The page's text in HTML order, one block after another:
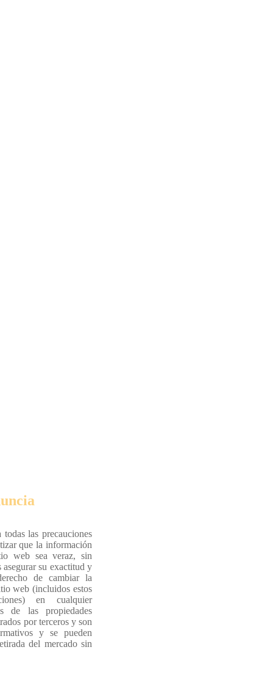
las precauciones
que la información
web sea veraz, sin
su exactitud y
de cambiar la
web (incluidos estos
en cualquier
de las propiedades
por terceros y son
y se pueden
del mercado sin